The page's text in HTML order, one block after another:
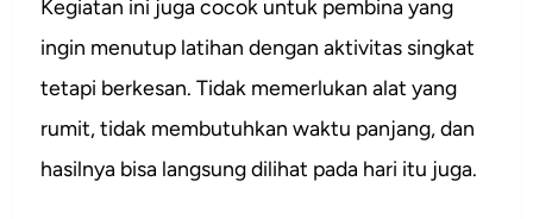
Kegiatan ini juga cocok untuk pembina yang
ingin menutup latihan dengan aktivitas singkat
tetapi berkesan. Tidak memerlukan alat yang
rumit, tidak membutuhkan waktu panjang, dan
hasilnya bisa langsung dilihat pada hari itu juga.